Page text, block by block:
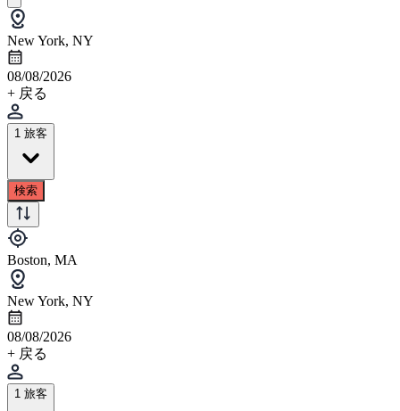
New York, NY
08/08/2026
+ 戻る
1 旅客
検索
Boston, MA
New York, NY
08/08/2026
+ 戻る
1 旅客